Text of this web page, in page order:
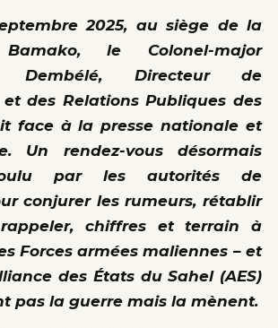
2025, au siège de la
le Colonel-major
Dembélé, Directeur de
des Relations Publiques des
face à la presse nationale et
Un rendez-vous désormais
par les autorités de
conjurer les rumeurs, rétablir
chiffres et terrain à
Forces armées maliennes – et
des États du Sahel (AES)
pas la guerre mais la mènent.